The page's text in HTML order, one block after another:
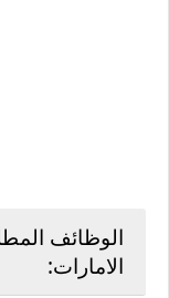
الوظائف
الامارات: